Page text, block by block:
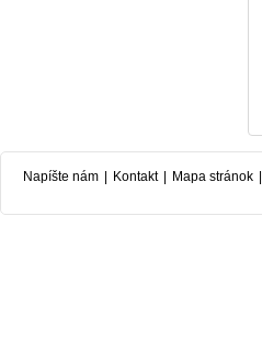
Napíšte nám | Kontakt | Mapa stránok |